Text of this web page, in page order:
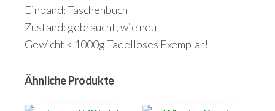
Einband: Taschenbuch
Zustand: gebraucht, wie neu
Gewicht < 1000g Tadelloses Exemplar!
Ähnliche Produkte